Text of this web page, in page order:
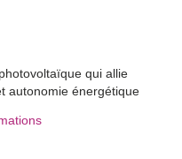
qui allie
autonomie énergétique